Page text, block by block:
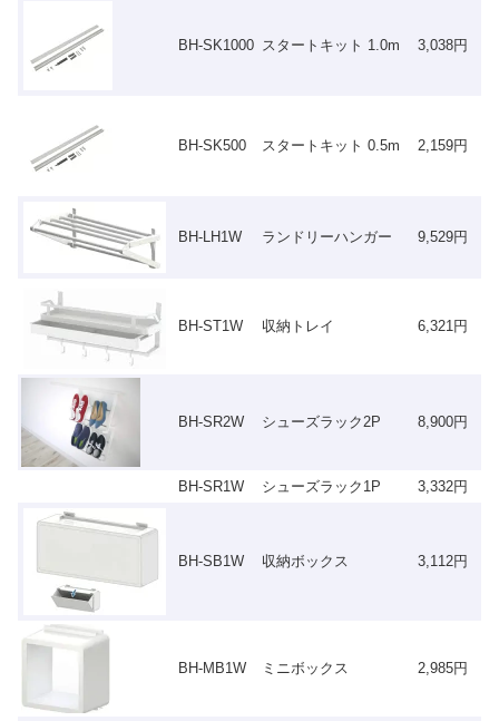
BH-SK1000 スタートキット 1.0m 3,038円
BH-SK500 スタートキット 0.5m 2,159円
BH-LH1W ランドリーハンガー 9,529円
BH-ST1W 収納トレイ 6,321円
BH-SR2W シューズラック2P 8,900円
BH-SR1W シューズラック1P 3,332円
BH-SB1W 収納ボックス 3,112円
BH-MB1W ミニボックス 2,985円